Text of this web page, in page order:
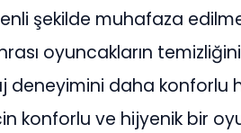
şekilde muhafaza
oyuncakların
deneyimini daha konforlu
konforlu ve hijyenik bir